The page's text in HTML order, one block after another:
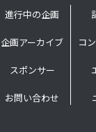
進行中の企画
企画アーカイブ
スポンサー
お問い合わせ
コ